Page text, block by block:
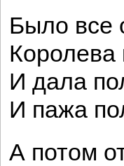
Было все
Королева
И дала
И пажа
А потом